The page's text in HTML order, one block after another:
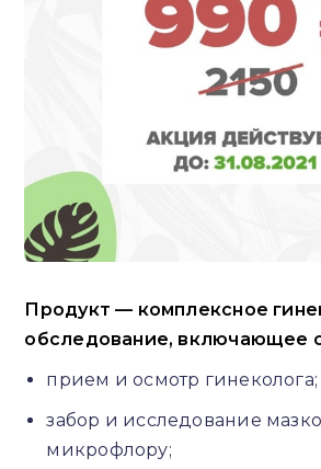
Продукт — комплексное
обследование, включающее
прием и осмотр гинеколога;
забор и исследование
микрофлору;